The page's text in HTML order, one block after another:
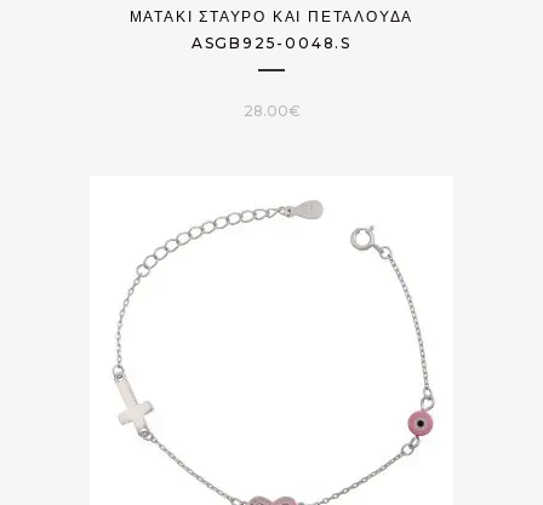
ΜΑΤΆΚΙ ΣΤΑΥΡΌ ΚΑΙ ΠΕΤΑΛΟΎΔΑ
ASGB925-0048.S
28.00€